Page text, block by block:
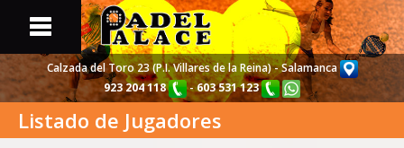
Calzada del Toro 23 (P.I. Villares de la Reina) - Salamanca
923 204 118
-603 531 123
PortadaWeb
Listado de Jugadores